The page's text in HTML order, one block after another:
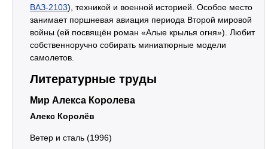
ВАЗ-2103), техникой и военной историей. Особое место
занимает поршневая авиация периода Второй мировой
войны (ей посвящён роман «Алые крылья огня»). Любит
собственноручно собирать миниатюрные модели
самолетов.
Литературные труды
Мир Алекса Королева
Алекс Королёв
Ветер и сталь (1996)